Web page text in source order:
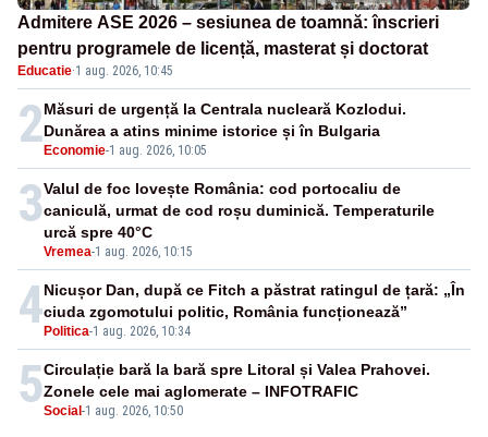
Admitere ASE 2026 – sesiunea de toamnă: înscrieri
pentru programele de licență, masterat și doctorat
Educatie·1 aug. 2026, 10:45
2 Economie-1 aug. 2026, 10:05
Măsuri de urgență la Centrala nucleară Kozlodui.
Dunărea a atins minime istorice și în Bulgaria
3
Vremea-1 aug. 2026, 10:15
Valul de foc lovește România: cod portocaliu de
caniculă, urmat de cod roșu duminică. Temperaturile
urcă spre 40°C
4 Politica-1 aug. 2026, 10:34
Nicușor Dan, după ce Fitch a păstrat ratingul de țară: „În
ciuda zgomotului politic, România funcționează”
5Social -1 aug. 2026, 10:50
Circulație bară la bară spre Litoral și Valea Prahovei.
Zonele cele mai aglomerate – INFOTRAFIC